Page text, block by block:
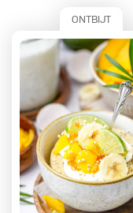
ONTBIJT